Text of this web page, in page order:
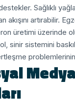
Sağlıklı
artırabilir.
üretimi üzerinde
sinir sistemini